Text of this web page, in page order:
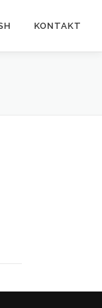
KONTAKT